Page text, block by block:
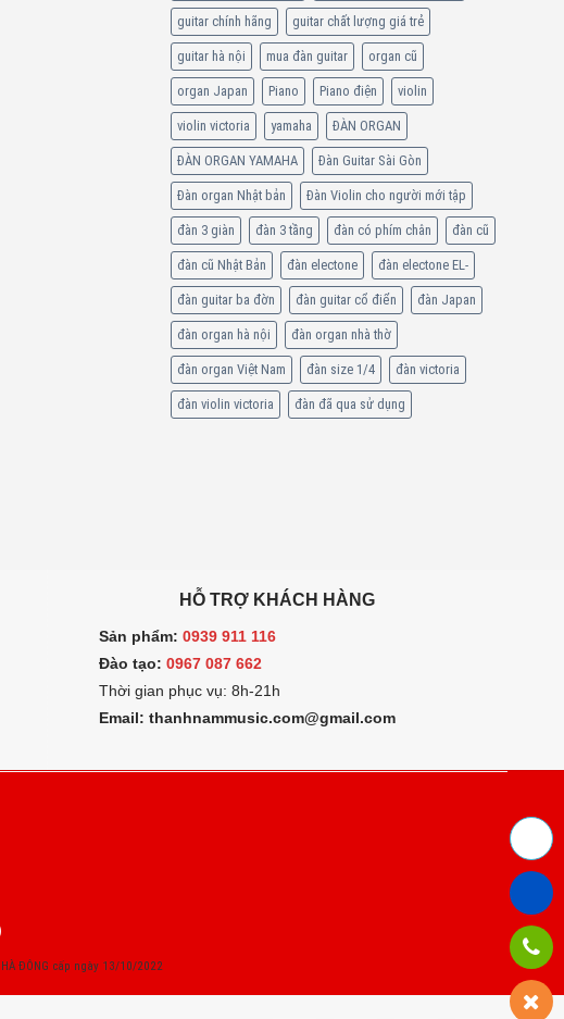
guitar chính hãng guitar chất lượng giá trẻ
guitar hà nội mua đàn guitar organ cũ
organ Japan Piano Piano điện violin
violin victoria yamaha ĐÀN ORGAN
ĐÀN ORGAN YAMAHA Đàn Guitar Sài Gòn
Đàn organ Nhật bản Đàn Violin cho người mới tập
đàn 3 giàn đàn 3 tầng đàn có phím chân đàn cũ
đàn cũ Nhật Bản đàn electone đàn electone EL-
đàn guitar ba đờn đàn guitar cổ điển đàn Japan
đàn organ hà nội đàn organ nhà thờ
đàn organ Việt Nam đàn size 1/4 đàn victoria
đàn violin victoria đàn đã qua sử dụng
HỖ TRỢ KHÁCH HÀNG
Sản phẩm: 0939 911 116
Đào tạo: 0967 087 662
Thời gian phục vụ: 8h-21h
Email: thanhnammusic.com@gmail.com
ĐÔNG cấp ngày 13/10/2022